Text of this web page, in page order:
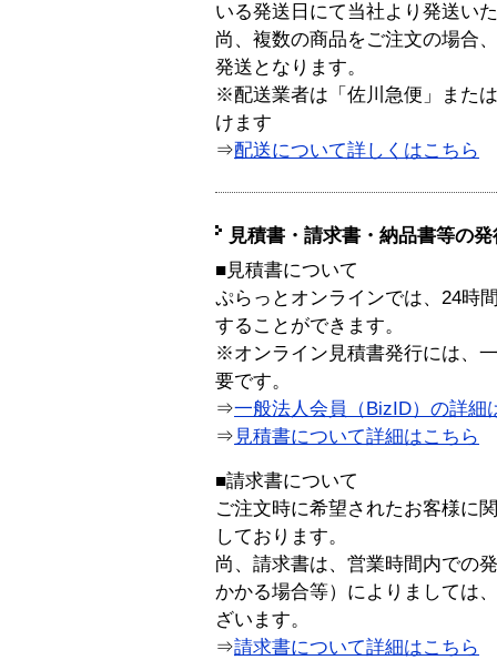
いる発送日にて当社より発送い
尚、複数の商品をご注文の場合
発送となります。
※配送業者は「佐川急便」また
けます
⇒配送について詳しくはこちら
見積書・請求書・納品書等の
■見積書について
ぷらっとオンラインでは、24時
することができます。
※オンライン見積書発行には、
要です。
⇒一般法人会員（BizID）の詳細
⇒ 見積書について詳細はこちら
■請求書について
ご注文時に希望されたお客様に
しております。
尚、請求書は、営業時間内での
かかる場合等）によりましては
ざいます。
⇒請求書について詳細はこちら